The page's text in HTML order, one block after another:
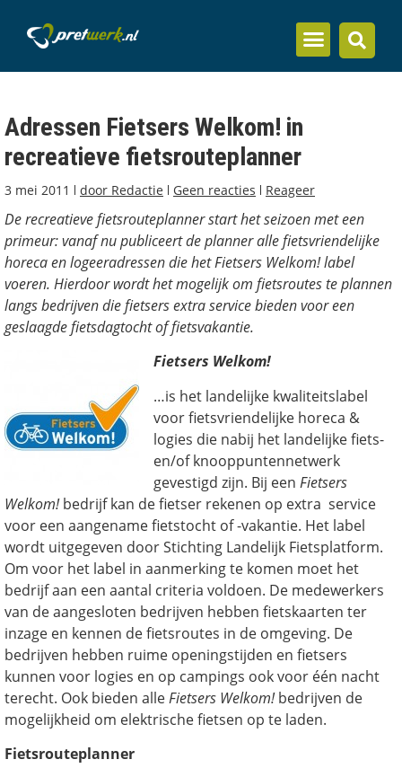
Adressen Fietsers Welkom! in
recreatieve fietsrouteplanner
3 mei 2011 door Redactie Geen reacties Reageer
De recreatieve fietsrouteplanner start het seizoen met een
primeur: vanaf nu publiceert de planner alle fietsvriendelijke
horeca en logeeradressen die het Fietsers Welkom! label
voeren. Hierdoor wordt het mogelijk om fietsroutes te plannen
langs bedrijven die fietsers extra service bieden voor een
geslaagde fietsdagtocht of fietsvakantie.
Fietsers Welkom!
…is het landelijke kwaliteitslabel
voor fietsvriendelijke horeca &
logies die nabij het landelijke fiets-
en/of knooppuntennetwerk
gevestigd zijn. Bij een Fietsers
Welkom!bedrijf kan de fietser rekenen op extra service
voor een aangename fietstocht of -vakantie. Het label
wordt uitgegeven door Stichting Landelijk Fietsplatform.
Om voor het label in aanmerking te komen moet het
bedrijf aan een aantal criteria voldoen. De medewerkers
van de aangesloten bedrijven hebben fietskaarten ter
inzage en kennen de fietsroutes in de omgeving. De
bedrijven hebben ruime openingstijden en fietsers
kunnen voor logies en op campings ook voor één nacht
terecht. Ook bieden alleFietsers Welkom!bedrijven de
mogelijkheid om elektrische fietsen op te laden.
Fietsrouteplanner